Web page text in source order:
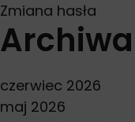
Zmiana hasła
Archiwa
czerwiec 2026
maj 2026